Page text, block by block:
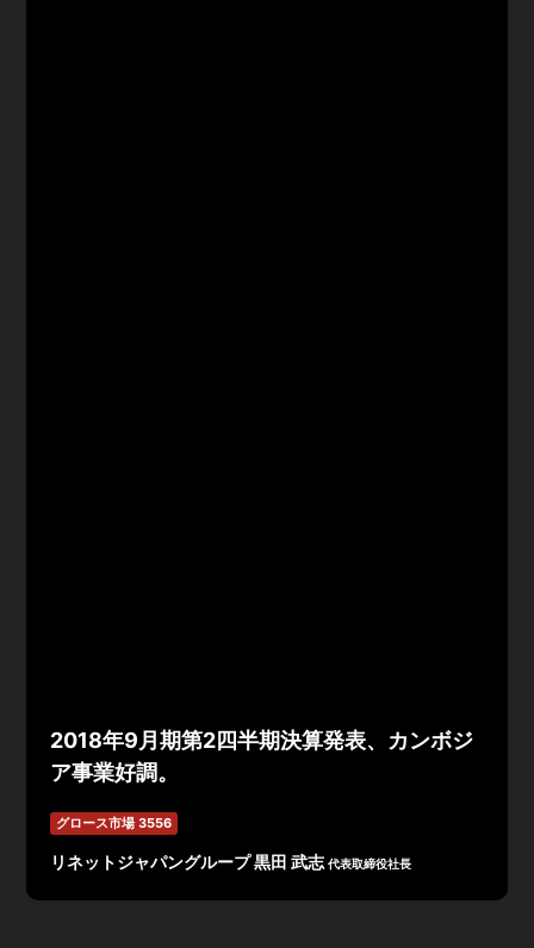
2018年9月期第2四半期決算発表、カンボジ
ア事業好調。
グロース市場 3556
リネットジャパングループ 黒田 武志代表取締役社長